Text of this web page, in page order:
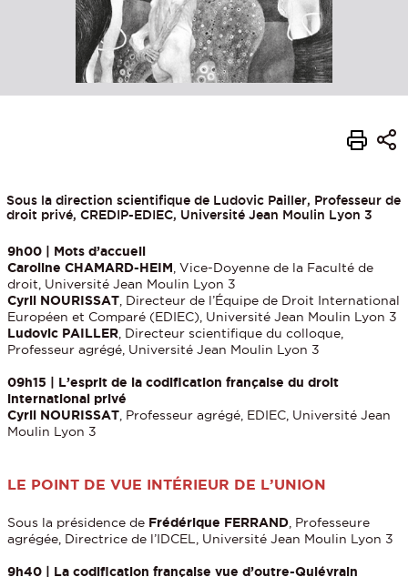
Sous la direction scientifique de Ludovic Pailler, Professeur de
droit privé, CREDIP-EDIEC, Université Jean Moulin Lyon 3
9h00 | Mots d’accueil
Caroline CHAMARD-HEIM , Vice-Doyenne de la Faculté de
droit, Université Jean Moulin Lyon 3
Cyril NOURISSAT , Directeur de l’Équipe de Droit International
Européen et Comparé (EDIEC), Université Jean Moulin Lyon 3
Ludovic PAILLER , Directeur scientifique du colloque,
Professeur agrégé, Université Jean Moulin Lyon 3
09h15 | L’esprit de la codification française du droit
international privé
Cyril NOURISSAT , Professeur agrégé, EDIEC, Université Jean
Moulin Lyon 3
LE POINT DE VUE INTÉRIEUR DE L’UNION
Sous la présidence de Frédérique FERRAND , Professeure
agrégée, Directrice de l’IDCEL, Université Jean Moulin Lyon 3
9h40 | La codification française vue d’outre-Quiévrain